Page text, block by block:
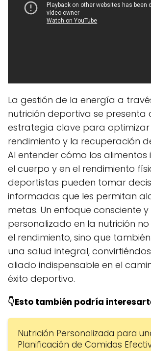
La gestión de la energía a
nutrición deportiva se presenta
estrategia clave para optimizar
rendimiento y la recuperación
Al entender cómo los
el cuerpo y en el rendimiento
deportistas pueden tomar
informadas que les permitan
metas. Un enfoque consciente y
personalizado en la nutrición
el rendimiento, sino que
una salud integral,
aliado indispensable en el
éxito deportivo.
👇Esto también podría
Nutrición Personalizada para
Planificación de Comidas